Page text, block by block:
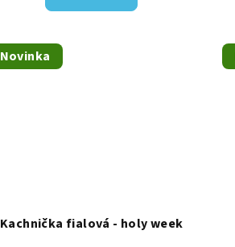
Novinka
Kachnička fialová - holy week